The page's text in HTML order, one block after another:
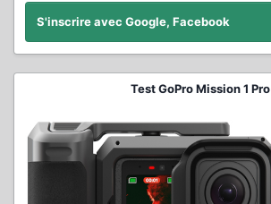
S'inscrire avec Google, Facebook
Test GoPro Mission 1 Pro